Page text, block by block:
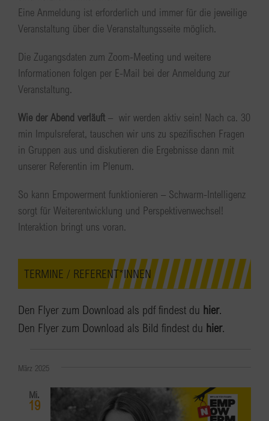
Eine Anmeldung ist erforderlich und immer für die jeweilige
Veranstaltung über die Veranstaltungsseite möglich.
Die Zugangsdaten zum Zoom-Meeting und weitere
Informationen folgen per E-Mail bei der Anmeldung zur
Veranstaltung.
Wie der Abend verläuft – wir werden aktiv sein! Nach ca. 30
min Impulsreferat, tauschen wir uns zu spezifischen Fragen
in Gruppen aus und diskutieren die Ergebnisse dann mit
unserer Referentin im Plenum.
So kann Empowerment funktionieren – Schwarm-Intelligenz
sorgt für Weiterentwicklung und Perspektivenwechsel!
Interaktion bringt uns voran.
TERMINE / REFERENT*INNEN
Den Flyer zum Download als pdf findest du hier.
Den Flyer zum Download als Bild findest du hier.
Veranstaltungen
März 2025
Mi.
19